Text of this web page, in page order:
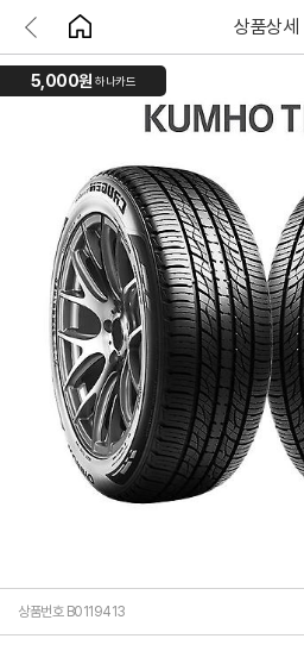
상품상세
5,000원 하나카드
상품번호 B0119413